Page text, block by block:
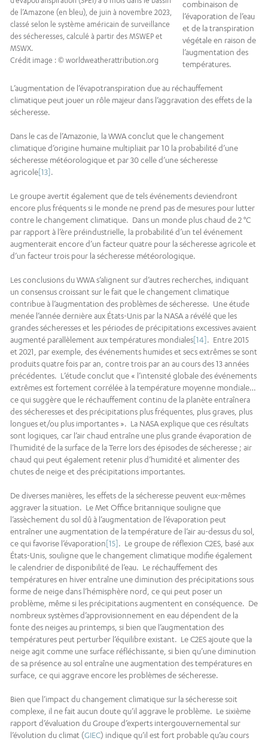
de l’Amazone (en bleu), de juin à novembre 2023,
classé selon le système américain de surveillance
des sécheresses, calculé à partir des MSWEP et
MSWX.
Crédit image : © worldweatherattribution.org
combinaison de
l’évaporation de l’eau
et de la transpiration
végétale en raison de
l’augmentation des
températures.
L’augmentation de l’évapotranspiration due au réchauffement
climatique peut jouer un rôle majeur dans l’aggravation des effets de la
sécheresse.
Dans le cas de l’Amazonie, la WWA conclut que le changement
climatique d’origine humaine multipliait par 10 la probabilité d’une
sécheresse météorologique et par 30 celle d’une sécheresse
agricole[13].
Le groupe avertit également que de tels événements deviendront
encore plus fréquents si le monde ne prend pas de mesures pour lutter
contre le changement climatique. Dans un monde plus chaud de 2 °C
par rapport à l’ère préindustrielle, la probabilité d’un tel événement
augmenterait encore d’un facteur quatre pour la sécheresse agricole et
d’un facteur trois pour la sécheresse météorologique.
Les conclusions du WWA s’alignent sur d’autres recherches, indiquant
un consensus croissant sur le fait que le changement climatique
contribue à l’augmentation des problèmes de sécheresse. Une étude
menée l’année dernière aux États-Unis par la NASA a révélé que les
grandes sécheresses et les périodes de précipitations excessives avaient
augmenté parallèlement aux températures mondiales[14]. Entre 2015
et 2021, par exemple, des événements humides et secs extrêmes se sont
produits quatre fois par an, contre trois par an au cours des 13 années
précédentes. L’étude conclut que « l’intensité globale des événements
extrêmes est fortement corrélée à la température moyenne mondiale…
ce qui suggère que le réchauffement continu de la planète entraînera
des sécheresses et des précipitations plus fréquentes, plus graves, plus
longues et/ou plus importantes ». La NASA explique que ces résultats
sont logiques, car l’air chaud entraîne une plus grande évaporation de
l’humidité de la surface de la Terre lors des épisodes de sécheresse ; air
chaud qui peut également retenir plus d’humidité et alimenter des
chutes de neige et des précipitations importantes.
De diverses manières, les effets de la sécheresse peuvent eux-mêmes
aggraver la situation. Le Met Office britannique souligne que
l’assèchement du sol dû à l’augmentation de l’évaporation peut
entraîner une augmentation de la température de l’air au-dessus du sol,
ce qui favorise l’évaporation[15]. Le groupe de réflexion C2ES, basé aux
États-Unis, souligne que le changement climatique modifie également
le calendrier de disponibilité de l’eau. Le réchauffement des
températures en hiver entraîne une diminution des précipitations sous
forme de neige dans l’hémisphère nord, ce qui peut poser un
problème, même si les précipitations augmentent en conséquence. De
nombreux systèmes d’approvisionnement en eau dépendent de la
fonte des neiges au printemps, si bien que l’augmentation des
températures peut perturber l’équilibre existant. Le C2ES ajoute que la
neige agit comme une surface réfléchissante, si bien qu’une diminution
de sa présence au sol entraîne une augmentation des températures en
surface, ce qui aggrave encore les problèmes de sécheresse.
Bien que l’impact du changement climatique sur la sécheresse soit
complexe, il ne fait aucun doute qu’il aggrave le problème. Le sixième
rapport d’évaluation du Groupe d’experts intergouvernemental sur
l’évolution du climat (GIEC) indique qu’il est fort probable qu’au cours